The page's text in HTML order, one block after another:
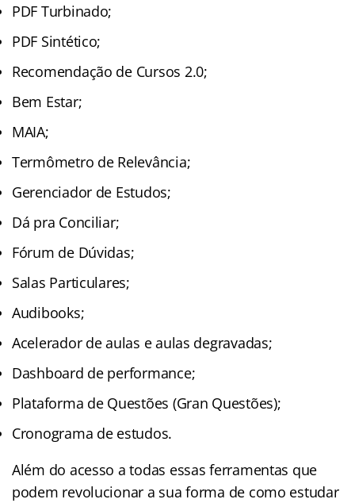
PDF Turbinado;
PDF Sintético;
Recomendação de Cursos 2.0;
Bem Estar;
MAIA;
Termômetro de Relevância;
Gerenciador de Estudos;
Dá pra Conciliar;
Fórum de Dúvidas;
Salas Particulares;
Audibooks;
Acelerador de aulas e aulas degravadas;
Dashboard de performance;
Plataforma de Questões (Gran Questões);
Cronograma de estudos.
Além do acesso a todas essas ferramentas que
podem revolucionar a sua forma de como estudar